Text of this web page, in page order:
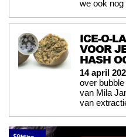
we ook nog
ICE-O-
VOOR
HASH
14 april
over
van Mila
van